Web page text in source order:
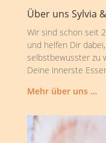
Über uns Sylvia
Wir sind schon seit
und helfen Dir
selbstbewusster zu
Deine innerste
Mehr über uns …